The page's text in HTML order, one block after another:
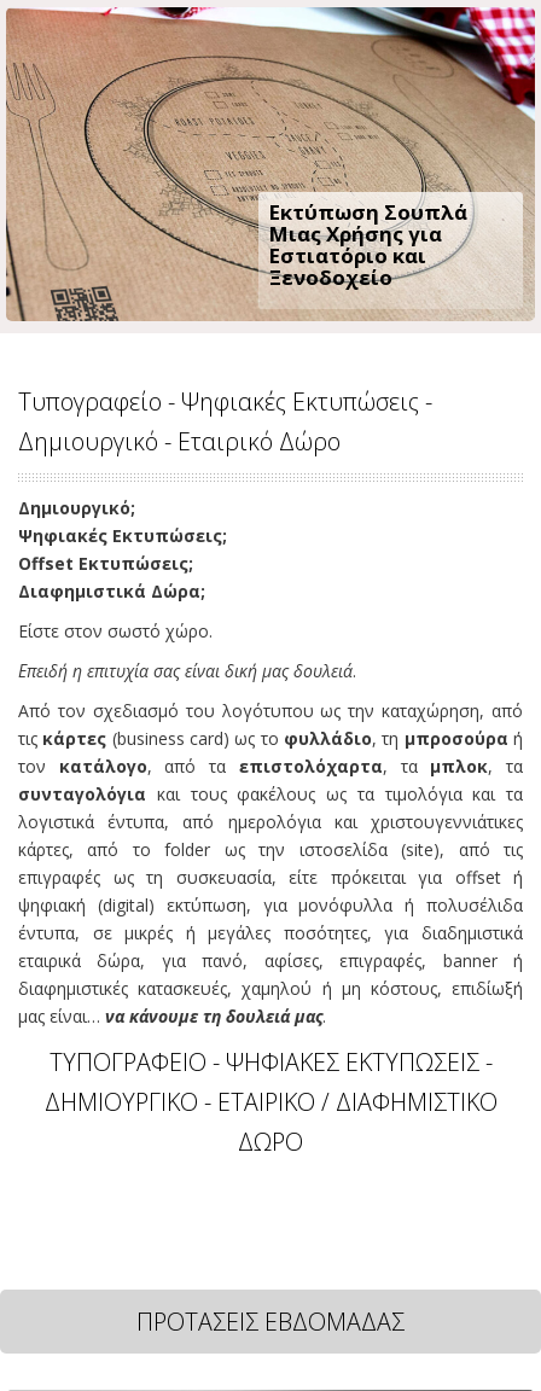
Εκτύπωση Σουπλά
Μιας Χρήσης για
Εστιατόριο και
Ξενοδοχείο
Τυπογραφείο - Ψηφιακές Εκτυπώσεις -
Δημιουργικό - Εταιρικό Δώρο
Δημιουργικό;
Ψηφιακές Εκτυπώσεις;
Offset Εκτυπώσεις;
Διαφημιστικά Δώρα;
Είστε στον σωστό χώρο.
Επειδή η επιτυχία σας είναι δική μας δουλειά.
Από τον σχεδιασμό του λογότυπου ως την καταχώρηση, από
τις κάρτες (business card) ως το φυλλάδιο, τη μπροσούρα ή
τον κατάλογο, από τα επιστολόχαρτα, τα μπλοκ, τα
συνταγολόγια και τους φακέλους ως τα τιμολόγια και τα
λογιστικά έντυπα, από ημερολόγια και χριστουγεννιάτικες
κάρτες, από το folder ως την ιστοσελίδα (site), από τις
επιγραφές ως τη συσκευασία, είτε πρόκειται για offset ή
ψηφιακή (digital) εκτύπωση, για μονόφυλλα ή πολυσέλιδα
έντυπα, σε μικρές ή μεγάλες ποσότητες, για διαδημιστικά
εταιρικά δώρα, για πανό, αφίσες, επιγραφές, banner ή
διαφημιστικές κατασκευές, χαμηλού ή μη κόστους, επιδίωξή
μας είναι… να κάνουμε τη δουλειά μας.
ΤΥΠΟΓΡΑΦΕΙΟ - ΨΗΦΙΑΚΕΣ ΕΚΤΥΠΩΣΕΙΣ -
ΔΗΜΙΟΥΡΓΙΚΟ - ΕΤΑΙΡΙΚΟ / ΔΙΑΦΗΜΙΣΤΙΚΟ
ΔΩΡΟ
ΠΡΟΤΑΣΕΙΣ ΕΒΔΟΜΑΔΑΣ